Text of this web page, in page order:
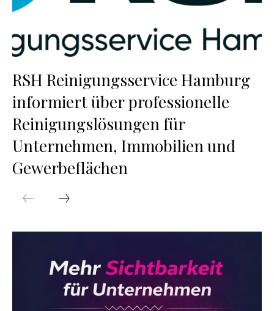
RSH Reinigungsservice Hamburg
informiert über professionelle
Reinigungslösungen für
Unternehmen, Immobilien und
Gewerbeflächen